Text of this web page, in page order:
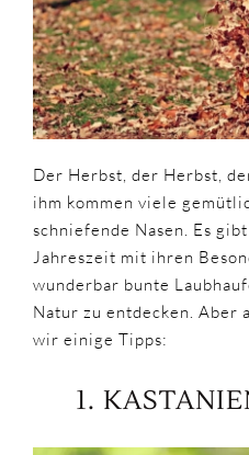
Der Herbst, der Herbst,
ihm kommen viele
schniefende Nasen. Es
Jahreszeit mit ihren
wunderbar bunte
Natur zu entdecken. Aber
wir einige Tipps:
1.